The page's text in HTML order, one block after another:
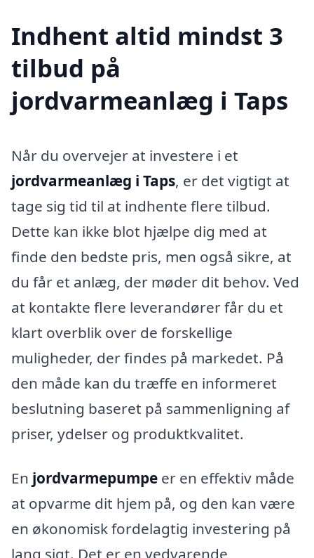
Indhent altid mindst 3
tilbud på
jordvarmeanlæg i Taps
Når du overvejer at investere i et
jordvarmeanlæg i Taps, er det vigtigt at
tage sig tid til at indhente flere tilbud.
Dette kan ikke blot hjælpe dig med at
finde den bedste pris, men også sikre, at
du får et anlæg, der møder dit behov. Ved
at kontakte flere leverandører får du et
klart overblik over de forskellige
muligheder, der findes på markedet. På
den måde kan du træffe en informeret
beslutning baseret på sammenligning af
priser, ydelser og produktkvalitet.
En jordvarmepumpe er en effektiv måde
at opvarme dit hjem på, og den kan være
en økonomisk fordelagtig investering på
lang sigt. Det er en vedvarende